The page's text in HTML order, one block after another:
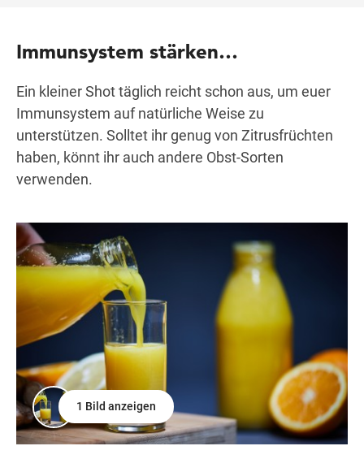
Immunsystem stärken…
Ein kleiner Shot täglich reicht schon aus, um euer
Immunsystem auf natürliche Weise zu
unterstützen. Solltet ihr genug von Zitrusfrüchten
haben, könnt ihr auch andere Obst-Sorten
verwenden.
1 Bild anzeigen